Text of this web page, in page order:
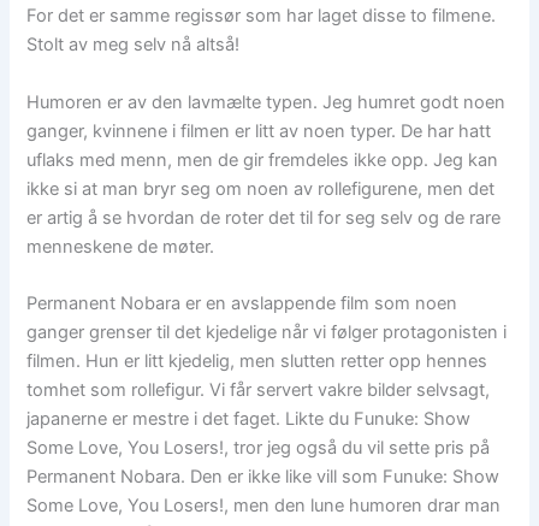
For det er samme regissør som har laget disse to filmene.
Stolt av meg selv nå altså!
Humoren er av den lavmælte typen. Jeg humret godt noen
ganger, kvinnene i filmen er litt av noen typer. De har hatt
uflaks med menn, men de gir fremdeles ikke opp. Jeg kan
ikke si at man bryr seg om noen av rollefigurene, men det
er artig å se hvordan de roter det til for seg selv og de rare
menneskene de møter.
Permanent Nobara er en avslappende film som noen
ganger grenser til det kjedelige når vi følger protagonisten i
filmen. Hun er litt kjedelig, men slutten retter opp hennes
tomhet som rollefigur. Vi får servert vakre bilder selvsagt,
japanerne er mestre i det faget. Likte du Funuke: Show
Some Love, You Losers!, tror jeg også du vil sette pris på
Permanent Nobara. Den er ikke like vill som Funuke: Show
Some Love, You Losers!, men den lune humoren drar man